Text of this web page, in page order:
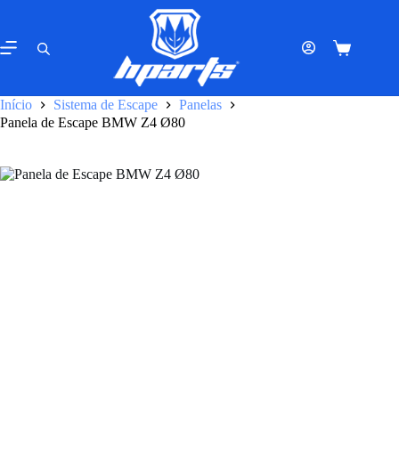
o
conteúdo
Carrinho
Início
Sistema de Escape
Panelas
Panela de Escape BMW Z4 Ø80